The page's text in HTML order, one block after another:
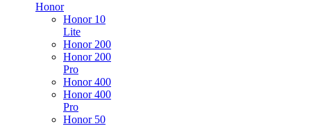
Honor
Honor 10
Lite
Honor 200
Honor 200
Pro
Honor 400
Honor 400
Pro
Honor 50